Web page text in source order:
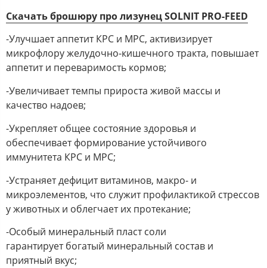
Скачать брошюру про лизунец SOLNIT PRO-FEED
-Улучшает аппетит КРС и МРС, активизирует
микрофлору желудочно-кишечного тракта, повышает
аппетит и переваримость кормов;
-Увеличивает темпы прироста живой массы и
качество надоев;
-Укрепляет общее состояние здоровья и
обеспечивает формирование устойчивого
иммунитета КРС и МРС;
-Устраняет дефицит витаминов, макро- и
микроэлементов, что служит профилактикой стрессов
у животных и облегчает их протекание;
-Особый минеральный пласт соли
гарантирует богатый минеральный состав и
приятный вкус;